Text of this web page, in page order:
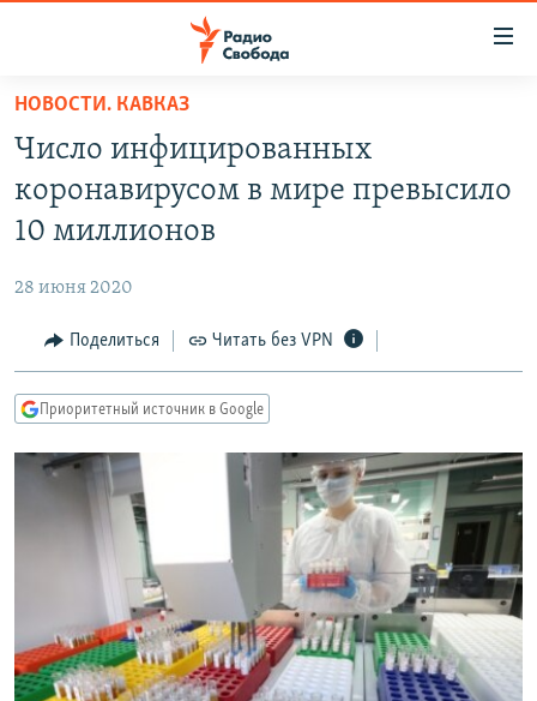
упрощенного
доступа
основному
Вернутся
Вернутся
поиску
АВТОРСКИЕ ПРОЕКТЫ
МНЕНИЯ
КУЛЬТУРА
КАВКАЗ.РЕАЛИИ
СЕВЕР.РЕАЛИИ
СИБИРЬ.РЕАЛИИ
РАСПИСАНИЕ ВЕЩАНИЯ
ПОДПИШИТЕСЬ НА РАССЫЛКУ
СОЦИАЛЬНЫЕ СЕТИ
НОВОСТИ. КАВКАЗ
Число инфицированных
коронавирусом в мире превысило
10 миллионов
28 июня 2020
Поделиться Читать без VPN
Приоритетный источник в Google